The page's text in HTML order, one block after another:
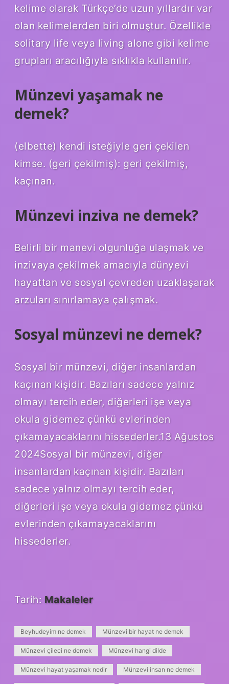
kelime olarak Türkçe’de uzun yıllardır var
olan kelimelerden biri olmuştur. Özellikle
solitary life veya living alone gibi kelime
grupları aracılığıyla sıklıkla kullanılır.
Münzevi yaşamak ne
demek?
(elbette) kendi isteğiyle geri çekilen
kimse. (geri çekilmiş): geri çekilmiş,
kaçınan.
Münzevi inziva ne demek?
Belirli bir manevi olgunluğa ulaşmak ve
inzivaya çekilmek amacıyla dünyevi
hayattan ve sosyal çevreden uzaklaşarak
arzuları sınırlamaya çalışmak.
Sosyal münzevi ne demek?
Sosyal bir münzevi, diğer insanlardan
kaçınan kişidir. Bazıları sadece yalnız
olmayı tercih eder, diğerleri işe veya
okula gidemez çünkü evlerinden
çıkamayacaklarını hissederler.13 Ağustos
2024Sosyal bir münzevi, diğer
insanlardan kaçınan kişidir. Bazıları
sadece yalnız olmayı tercih eder,
diğerleri işe veya okula gidemez çünkü
evlerinden çıkamayacaklarını
hissederler.
Tarih: Makaleler
Beyhudeyim ne demek Münzevi bir hayat ne demek
Münzevi çileci ne demek Münzevi hangi dilde
Münzevi hayat yaşamak nedir Münzevi insan ne demek